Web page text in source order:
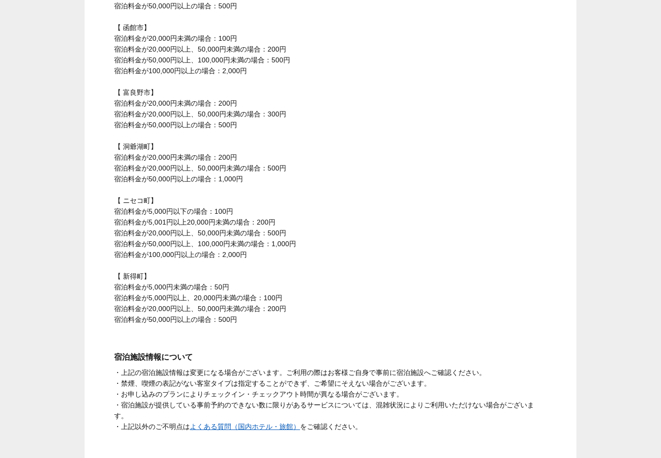
宿泊料金が50,000円以上の場合：500円
【 函館市】
宿泊料金が20,000円未満の場合：100円
宿泊料金が20,000円以上、50,000円未満の場合：200円
宿泊料金が50,000円以上、100,000円未満の場合：500円
宿泊料金が100,000円以上の場合：2,000円
【 富良野市】
宿泊料金が20,000円未満の場合：200円
宿泊料金が20,000円以上、50,000円未満の場合：300円
宿泊料金が50,000円以上の場合：500円
【 洞爺湖町】
宿泊料金が20,000円未満の場合：200円
宿泊料金が20,000円以上、50,000円未満の場合：500円
宿泊料金が50,000円以上の場合：1,000円
【 ニセコ町】
宿泊料金が5,000円以下の場合：100円
宿泊料金が5,001円以上20,000円未満の場合：200円
宿泊料金が20,000円以上、50,000円未満の場合：500円
宿泊料金が50,000円以上、100,000円未満の場合：1,000円
宿泊料金が100,000円以上の場合：2,000円
【 新得町】
宿泊料金が5,000円未満の場合：50円
宿泊料金が5,000円以上、20,000円未満の場合：100円
宿泊料金が20,000円以上、50,000円未満の場合：200円
宿泊料金が50,000円以上の場合：500円
宿泊施設情報について
・上記の宿泊施設情報は変更になる場合がございます。ご利用の際はお客様ご自身で事前に宿泊施設へご確認ください。
・禁煙、喫煙の表記がない客室タイプは指定することができず、ご希望にそえない場合がございます。
・お申し込みのプランによりチェックイン・チェックアウト時間が異なる場合がございます。
・宿泊施設が提供している事前予約のできない数に限りがあるサービスについては、混雑状況によりご利用いただけない場合がございま
す。
・上記以外のご不明点はよくある質問（国内ホテル・旅館） をご確認ください。